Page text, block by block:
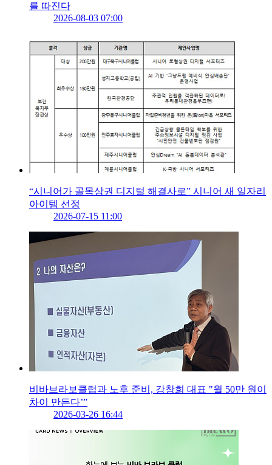
를 따진다
2026-08-03 07:00
“시니어가 골목상권 디지털 해결사로” 시니어 새 일자리
아이템 선정
2026-07-15 11:00
비바브라보클럽과 노후 준비, 강창희 대표 "월 50만 원이
차이 만든다’”
2026-03-26 16:44